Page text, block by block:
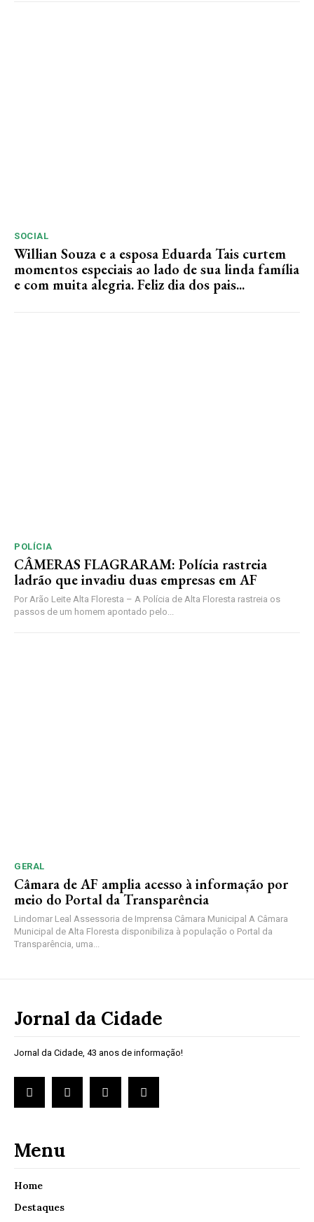
SOCIAL
Willian Souza e a esposa Eduarda Tais curtem
momentos especiais ao lado de sua linda família
e com muita alegria. Feliz dia dos pais...
POLÍCIA
CÂMERAS FLAGRARAM: Polícia rastreia
ladrão que invadiu duas empresas em AF
Por Arão Leite Alta Floresta – A Polícia de Alta Floresta rastreia os
passos de um homem apontado pelo...
GERAL
Câmara de AF amplia acesso à informação por
meio do Portal da Transparência
Lindomar Leal Assessoria de Imprensa Câmara Municipal A Câmara
Municipal de Alta Floresta disponibiliza à população o Portal da
Transparência, uma...
Jornal da Cidade
Jornal da Cidade, 43 anos de informação!
Menu
Home
Destaques